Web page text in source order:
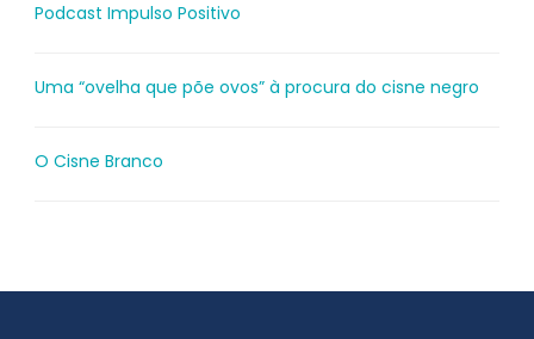
Podcast Impulso Positivo
Uma “ovelha que põe ovos” à procura do cisne negro
O Cisne Branco